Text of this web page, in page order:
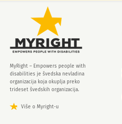
MyRight – Empowers people with
disabilities je švedska nevladina
organizacija koja okuplja preko
trideset švedskih organizacija.
Više o Myright-u